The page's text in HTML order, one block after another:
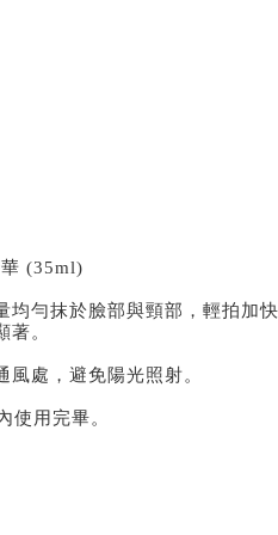
(35ml)
均勻抹於臉部與頸部，輕拍加
。
處，避免陽光照射。
使用完畢。